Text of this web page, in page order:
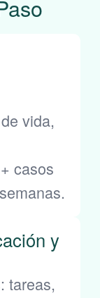
vida,
casos
y
tareas,